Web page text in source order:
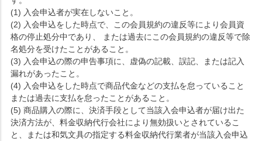
(1) 入会申込者が実在しないこと。
(2) 入会申込をした時点で、この会員規約の違反等により会員資
格の停止処分中であり、 または過去にこの会員規約の違反等で除
名処分を受けたことがあること。
(3) 入会申込の際の申告事項に、虚偽の記載、誤記、または記入
漏れがあったこと。
(4) 入会申込をした時点で商品代金などの支払を怠っていること
または過去に支払を怠ったことがあること。
(5) 商品購入の際に、決済手段として当該入会申込者が届け出た
決済方法が、料金収納代行会社により無効扱いとされているこ
と、または和気文具の指定する料金収納代行業者が当該入会申込